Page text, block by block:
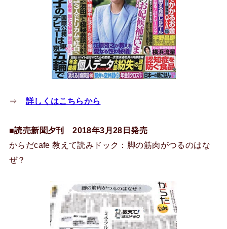
⇒ 詳しくはこちらから
■読売新聞夕刊 2018年3月28日発売
からだcafe 教えて読みドック：脚の筋肉がつるのはな
ぜ？